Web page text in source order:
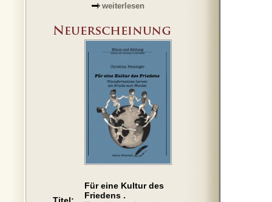
weiterlesen
Für eine Kultur des
Friedens .